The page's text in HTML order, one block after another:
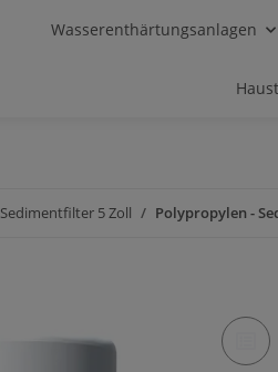
Wasserenthärtungsanlagen
Sedimentfilter 5 Zoll Polypropylen -